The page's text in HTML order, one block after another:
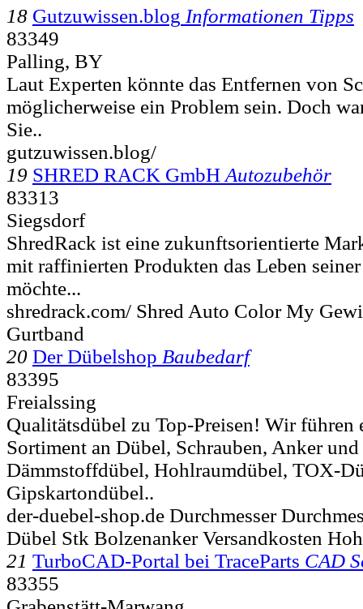
18 Gutzuwissen.blog Informationen Tipps
83349
Palling, BY
Laut Experten könnte das Entfernen von
möglicherweise ein Problem sein. Doch
Sie..
gutzuwissen.blog/
19 SHRED RACK GmbH Autozubehör
83313
Siegsdorf
ShredRack ist eine zukunftsorientierte
mit raffinierten Produkten das Leben
möchte...
shredrack.com/ Shred Auto Color My
Gurtband
20 Der Dübelshop Baubedarf
83395
Freialssing
Qualitätsdübel zu Top-Preisen! Wir führen
Sortiment an Dübel, Schrauben, Anker
Dämmstoffdübel, Hohlraumdübel, TOX-
Gipskartondübel..
der-duebel-shop.de Durchmesser
Dübel Stk Bolzenanker Versandkosten
21 TurboCAD-Portal bei TraceParts CAD
83355